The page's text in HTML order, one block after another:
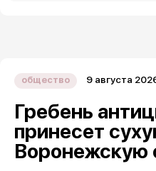
общество 9 августа
Гребень
принесет
Воронежскую